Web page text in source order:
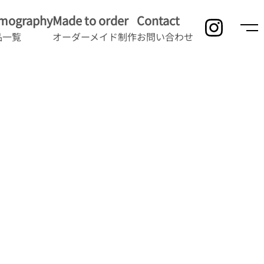
覧
Made to order
オーダーメイド制作
Contact
お問い合わせ